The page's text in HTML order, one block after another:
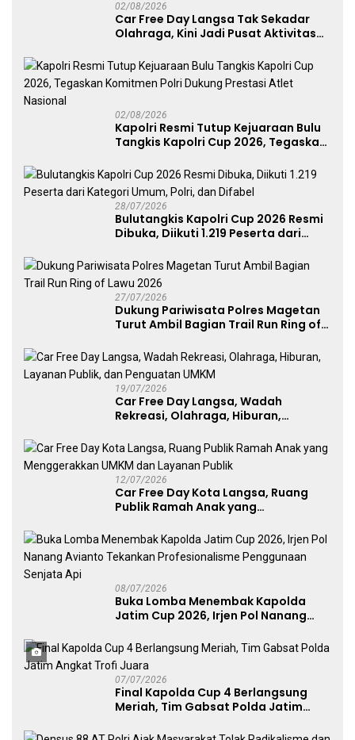
02/08/2026
Car Free Day Langsa Tak Sekadar
Olahraga, Kini Jadi Pusat Aktivitas
02/08/2026
Kapolri Resmi Tutup Kejuaraan Bulu
Tangkis Kapolri Cup 2026, Tegaskan
Atlet Nasional
28/07/2026
Bulutangkis Kapolri Cup 2026 Resmi
Dibuka, Diikuti 1.219 Peserta dari
27/07/2026
Dukung Pariwisata Polres Magetan
Turut Ambil Bagian Trail Run Ring of
19/07/2026
Car Free Day Langsa, Wadah
Rekreasi, Olahraga, Hiburan,
UMKM
12/07/2026
Car Free Day Kota Langsa, Ruang
Publik Ramah Anak yang
Publik
08/07/2026
Buka Lomba Menembak Kapolda
Jatim Cup 2026, Irjen Pol Nanang
Penggunaan Senjata Api
07/07/2026
Final Kapolda Cup 4 Berlangsung
Meriah, Tim Gabsat Polda Jatim